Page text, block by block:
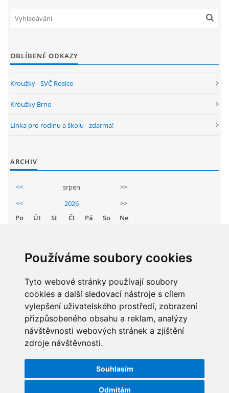
Používáme soubory cookies
Tyto webové stránky používají soubory
cookies a další sledovací nástroje s cílem
vylepšení uživatelského prostředí, zobrazení
přizpůsobeného obsahu a reklam, analýzy
návštěvnosti webových stránek a zjištění
zdroje návštěvnosti.
Souhlasím
Odmítám
ŠKOLNÍ DRUŽINA
ARCHIV
KROUŽKY
GDPR
PŘEDŠKOLÁCI
REZERVAČNÍ SYSTÉM SPORTOVNÍ HALY
ŠKOLNÍ PORADENSKÉ PRACOVIŠTĚ
NEPOTŘEBNÝ MAJETEK
NAUČNÁ STEZKA ZBRASLAV
OBLÍBENÉ ODKAZY
Kroužky - SVČ Rosice
Kroužky Brno
Linka pro rodinu a školu - zdarma!
ARCHIV
<< srpen
>>
<<
2026
>>
Po
Út St Čt Pá So
Ne
11 12 13 14 15
16
18 19 20 21 22
23
25 26 27 28 29
30
STATISTIKY